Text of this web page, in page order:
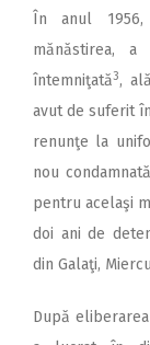
În anul
mănăstirea,
întemniţată3,
avut de suferit
renunţe la
nou
pentru acelaşi
doi ani de
din Galaţi,
După